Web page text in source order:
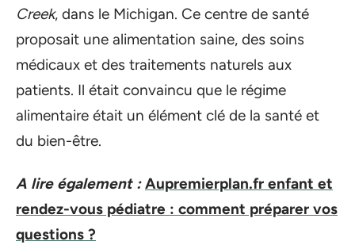
Creek, dans le Michigan. Ce centre de santé
proposait une alimentation saine, des soins
médicaux et des traitements naturels aux
patients. Il était convaincu que le régime
alimentaire était un élément clé de la santé et
du bien-être.
A lire également : Aupremierplan.fr enfant et
rendez-vous pédiatre : comment préparer vos
questions ?